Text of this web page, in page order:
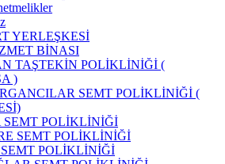
YERLEŞKESİ
BİNASI
TAŞTEKİN POLİKLİNİĞİ (
)
SEMT POLİKLİNİĞİ (
SEMT POLİKLİNİĞİ
SEMT POLİKLİNİĞİ
POLİKLİNİĞİ